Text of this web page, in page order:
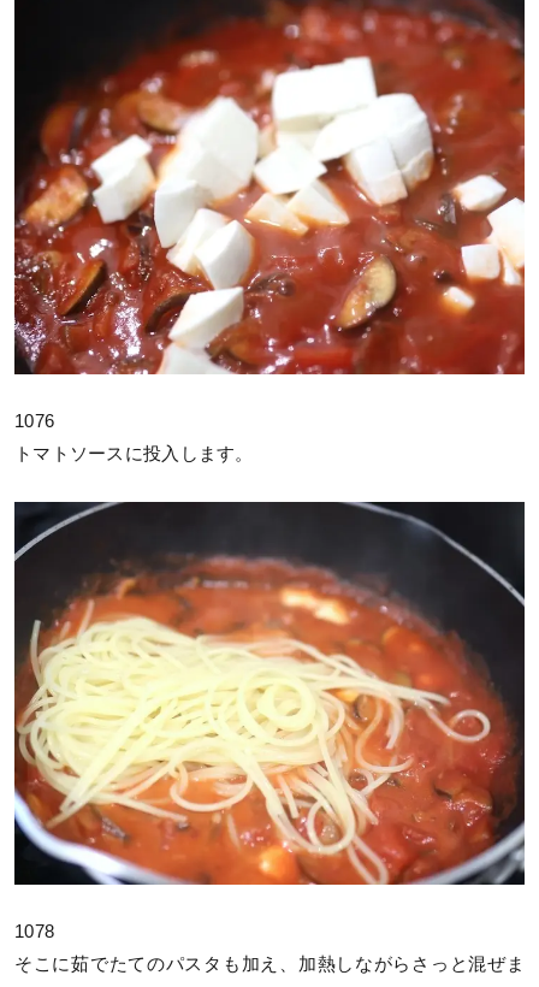
1076
トマトソースに投入します。
1078
そこに茹でたてのパスタも加え、加熱しながらさっと混ぜま